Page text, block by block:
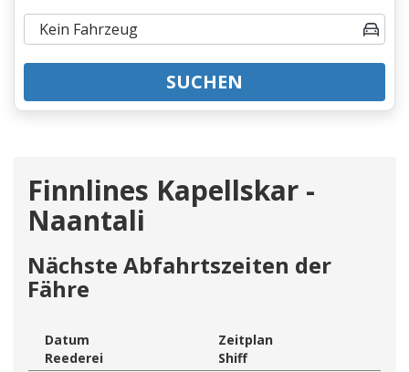
SUCHEN
Finnlines Kapellskar -
Naantali
Nächste Abfahrtszeiten der
Fähre
Datum
Zeitplan
Reederei
Shiff